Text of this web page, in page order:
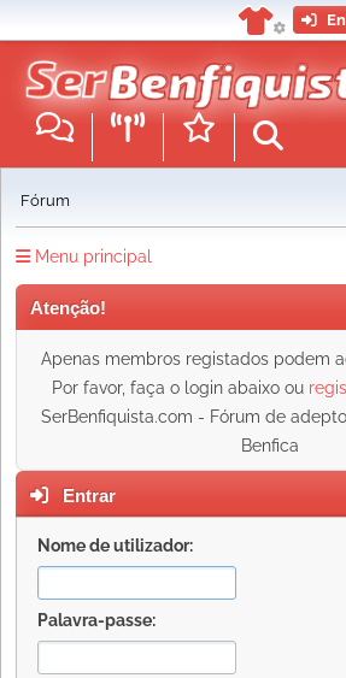
Fórum
Menu principal
Atenção!
Apenas membros registados podem
Por favor, faça o login abaixo ou
SerBenfiquista.com - Fórum de
Benfica
Entrar
Nome de utilizador:
Palavra-passe: